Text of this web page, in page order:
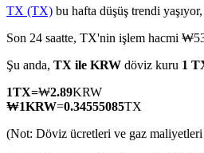
TradFi
TX (TX) bu hafta düşüş trendi
Son 24 saatte, TX'nin işlem hacmi
Şu anda, TX ile KRW döviz kuru 1
1TX=₩2.89KRW
₩1KRW=0.34555085TX
(Not: Döviz ücretleri ve gaz